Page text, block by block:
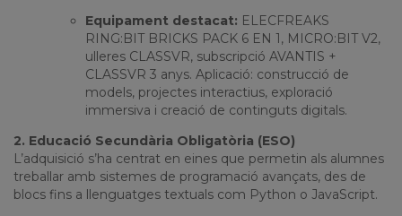
Equipament destacat: ELECFREAKS
RING:BIT BRICKS PACK 6 EN 1, MICRO:BIT V2,
ulleres CLASSVR, subscripció AVANTIS +
CLASSVR 3 anys. Aplicació: construcció de
models, projectes interactius, exploració
immersiva i creació de continguts digitals.
2. Educació Secundària Obligatòria (ESO)
L’adquisició s’ha centrat en eines que permetin als alumnes
treballar amb sistemes de programació avançats, des de
blocs fins a llenguatges textuals com Python o JavaScript.